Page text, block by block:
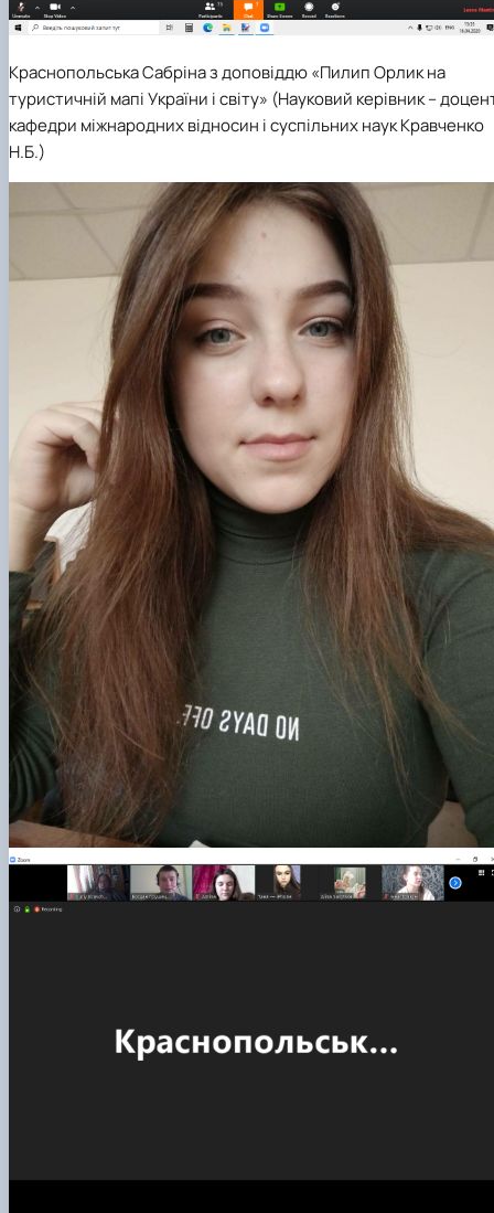
Краснопольська Сабріна з доповіддю «Пилип Орлик на
туристичній мапі України і світу» (Науковий керівник –
кафедри міжнародних відносин і суспільних наук Кравченко
Н.Б.)